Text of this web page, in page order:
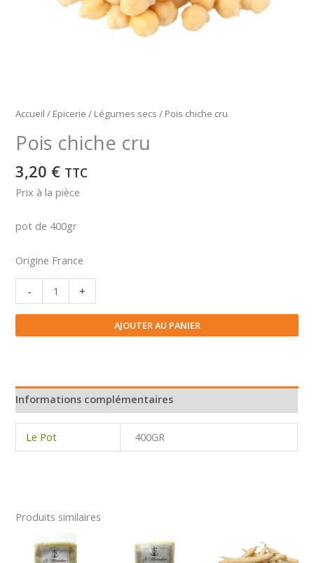
Accueil / Epicerie / Légumes secs / Pois chiche cru
Pois chiche cru
3,20 € TTC
Prix à la pièce
pot de 400gr
Origine France
-
quantité
de
Pois
chiche
+
AJOUTER AU PANIER
Informations complémentaires
Le Pot 400GR
Produits similaires